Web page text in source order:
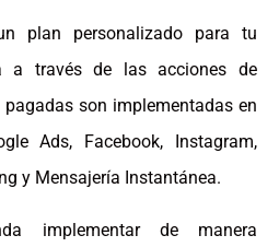
plan personalizado para tu
a través de las acciones de
son implementadas en
Ads, Facebook, Instagram,
y Mensajería Instantánea.
implementar de manera